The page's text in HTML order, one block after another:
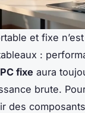
et fixe
:
PC fixe aura
brute.
des